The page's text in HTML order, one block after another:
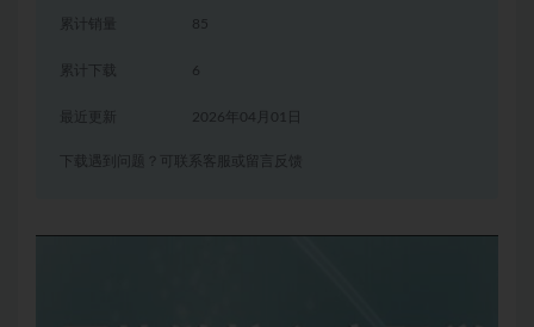
累计销量 85
累计下载 6
2026年04月01日
下载遇到问题？可联系客服或留言反馈